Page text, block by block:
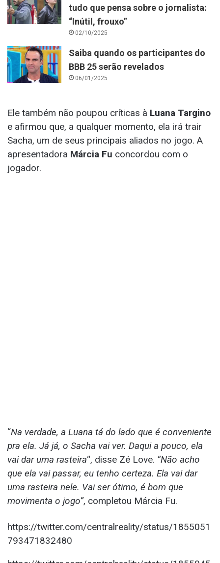
tudo que pensa sobre o jornalista:
“Inútil, frouxo”
02/10/2025
Saiba quando os participantes do
BBB 25 serão revelados
06/01/2025
Ele também não poupou críticas à Luana Targino
e afirmou que, a qualquer momento, ela irá trair
Sacha, um de seus principais aliados no jogo. A
apresentadora Márcia Fu concordou com o
jogador.
“Na verdade, a Luana tá do lado que é conveniente
pra ela. Já já, o Sacha vai ver. Daqui a pouco, ela
vai dar uma rasteira“, disse Zé Love. “Não acho
que ela vai passar, eu tenho certeza. Ela vai dar
uma rasteira nele. Vai ser ótimo, é bom que
movimenta o jogo”, completou Márcia Fu.
https://twitter.com/centralreality/status/1855051
793471832480